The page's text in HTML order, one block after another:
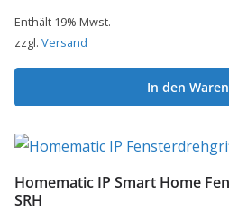
Enthält 19% Mwst.
zzgl. Versand
In den
Homematic IP Smart Home
SRH